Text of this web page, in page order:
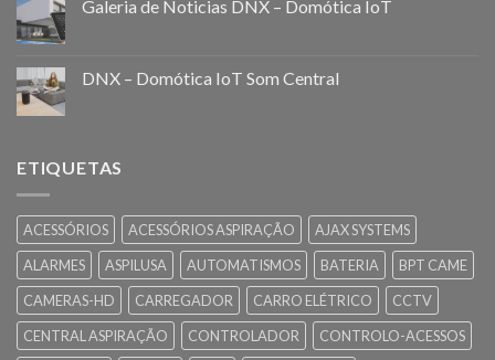
Galeria de Noticias DNX – Domótica IoT
DNX – Domótica IoT Som Central
ETIQUETAS
ACESSÓRIOS ACESSÓRIOS ASPIRAÇÃO
AJAX SYSTEMS
ALARMES
ASPILUSA AUTOMATISMOS BATERIA
BPT CAME
CAMERAS-HD
CARREGADOR CARRO ELÉTRICO
CCTV
CENTRAL ASPIRAÇÃO
CONTROLADOR
CONTROLO-ACESSOS